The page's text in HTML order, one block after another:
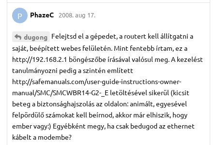
P PhazeC 2008. aug 17.
dugong Felejtsd el a gépedet, a routert kell állítgatni a
saját, beépített webes felületén. Mint fentebb írtam, ez a
http://192.168.2.1 böngészőbe írásával valósul meg. A kezelést
tanulmányozni pedig a szintén említett
http://safemanuals.com/user-guide-instructions-owner-
manual/SMC/SMCWBR14-G2-_E letöltésével sikerül (kicsit
beteg a biztonsághajszolás az oldalon: animált, egyesével
felpördülő számokat kell beírnod, akkor már elhiszik, hogy
ember vagy:) Egyébként megy, ha csak bedugod az ethernet
kábelt a modembe?